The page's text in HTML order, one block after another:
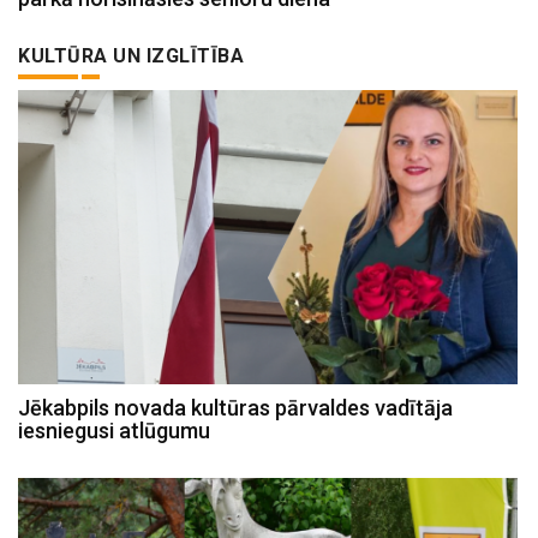
KULTŪRA UN IZGLĪTĪBA
Jēkabpils novada kultūras pārvaldes vadītāja
iesniegusi atlūgumu